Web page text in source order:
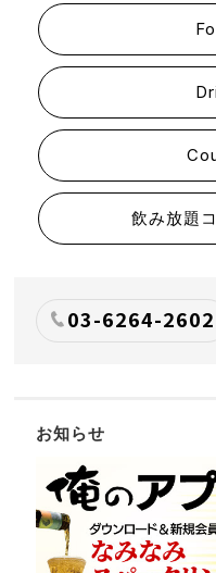
飲み放題
03-6264-2602
お知らせ